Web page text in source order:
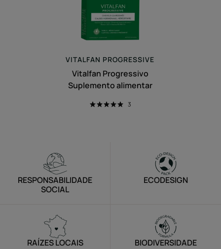
VITALFAN PROGRESSIVE
Vitalfan Progressivo
Suplemento alimentar
3
RESPONSABILIDADE
SOCIAL
ECODESIGN
RAÍZES LOCAIS BIODIVERSIDADE